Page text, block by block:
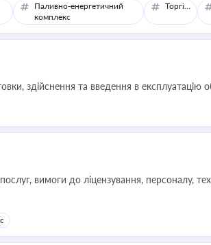
Паливно-енергетичний
комплекс
Торгівля
здійснення та введення в експлуатацію
вимоги до ліцензування, персоналу,